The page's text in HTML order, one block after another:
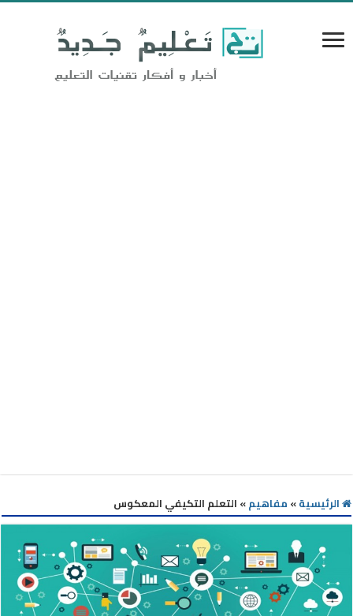
الرئيسية» مفاهيم» التعلم التكيفي المعكوس